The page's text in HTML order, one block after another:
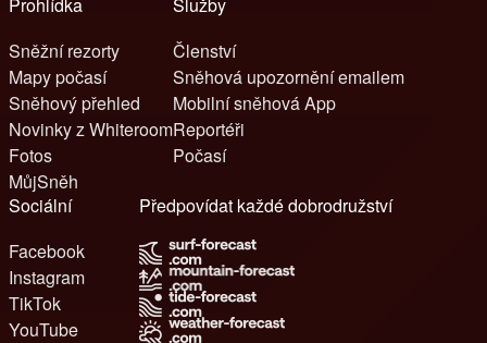
Sněžní rezorty
Mapy počasí
Sněhový přehled
Novinky z Whiteroom
Fotos
MůjSněh
Členství
Sněhová upozornění emailem
Mobilní sněhová App
Reportéři
Počasí
Sociální
Facebook
Instagram
TikTok
YouTube
Předpovídat každé dobrodružství